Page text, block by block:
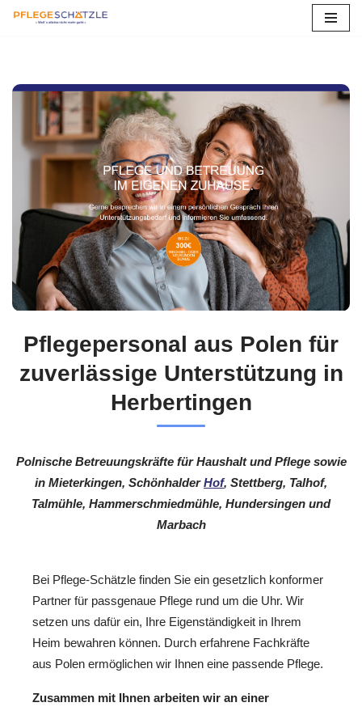
springen
Pflegepersonal aus Polen für
zuverlässige Unterstützung in
Herbertingen
Polnische Betreuungskräfte für Haushalt und Pflege sowie
in Mieterkingen, SchönhalderHof, Stettberg, Talhof,
Talmühle, Hammerschmiedmühle, Hundersingen und
Marbach
Bei Pflege-Schätzle finden Sie ein gesetzlich konformer
Partner für passgenaue Pflege rund um die Uhr. Wir
setzen uns dafür ein, Ihre Eigenständigkeit in Ihrem
Heim bewahren können. Durch erfahrene Fachkräfte
aus Polen ermöglichen wir Ihnen eine passende Pflege.
Zusammen mit Ihnen arbeiten wir an einer